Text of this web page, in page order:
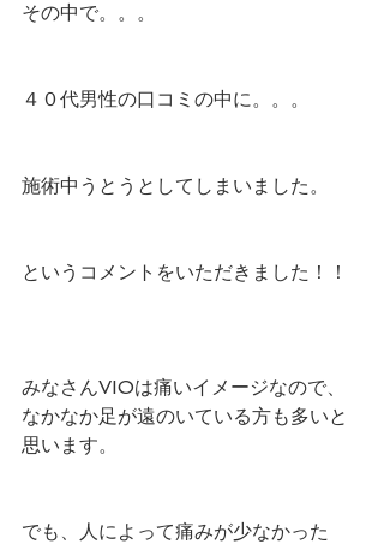
その中で。。。
４０代男性の口コミの中に。。。
施術中うとうとしてしまいました。
というコメントをいただきました！！
みなさんVIOは痛いイメージなので、
なかなか足が遠のいている方も多いと
思います。
でも、人によって痛みが少なかった